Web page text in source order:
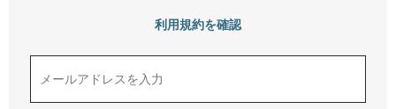
利用規約を確認